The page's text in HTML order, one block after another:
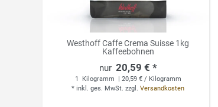
Westhoff Caffe Crema Suisse 1kg
Kaffeebohnen
20,59 € *
1 Kilogramm
| 20,59 € / Kilogramm
*inkl. ges. MwSt. zzgl.Versandkosten